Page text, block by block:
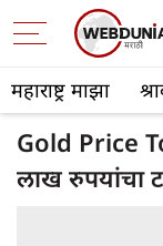
महाराष्ट्र माझा
Gold Price
लाख रुपयांचा